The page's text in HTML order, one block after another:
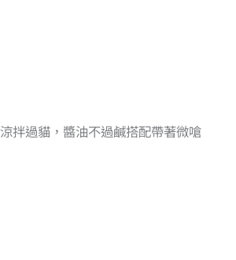
拌過貓，醬油不過鹹搭配帶著微嗆